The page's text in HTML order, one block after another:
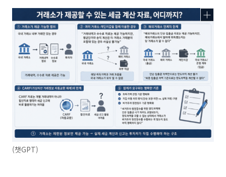
(챗GPT)